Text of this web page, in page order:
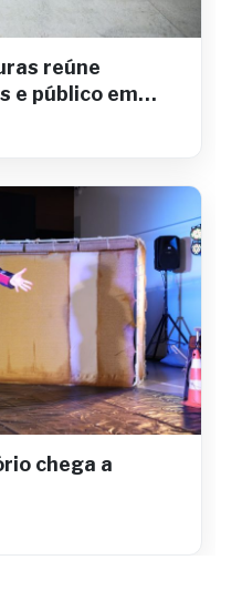
reúne
e público em
chega a